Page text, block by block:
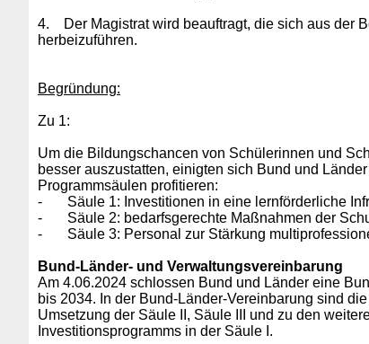
4.
Der Magistrat wird beauftragt, die sich aus der
herbeizuführen.
Begründung:
Zu 1:
Um die Bildungschancen von Schülerinnen und
besser auszustatten, einigten sich Bund und
Programmsäulen profitieren:
-
Säule 1: Investitionen in eine lernförderliche
-
Säule 2: bedarfsgerechte Maßnahmen der
-
Säule 3: Personal zur Stärkung
Bund-Länder- und Verwaltungsvereinbarung
Am 4.06.2024 schlossen Bund und Länder eine
bis 2034. In der Bund-Länder-Vereinbarung sind
Umsetzung der Säule II, Säule III und zu den
Investitionsprogramms in der Säule I.